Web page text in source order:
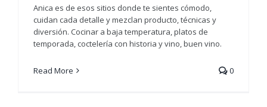
Anica es de esos sitios donde te sientes cómodo,
cuidan cada detalle y mezclan producto, técnicas y
diversión. Cocinar a baja temperatura, platos de
temporada, coctelería con historia y vino, buen vino.
Read More 0